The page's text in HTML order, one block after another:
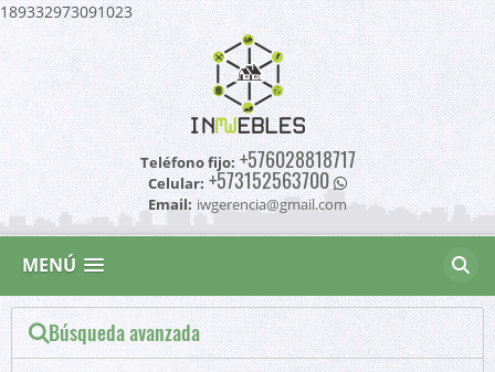
189332973091023
Teléfono fijo: +576028818717
Celular: +573152563700
Email: iwgerencia@gmail.com
MENÚ
Búsqueda avanzada